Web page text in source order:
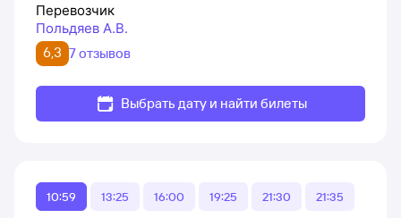
Перевозчик
Польдяев А.В.
6,3 7 отзывов
Выбрать дату и найти билеты
10:59 13:25 16:00 19:25 21:30 21:35